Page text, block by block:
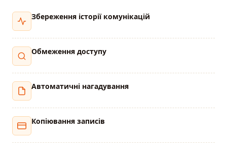
Збереження історії комунікацій
Обмеження доступу
Автоматичні нагадування
Копіювання записів